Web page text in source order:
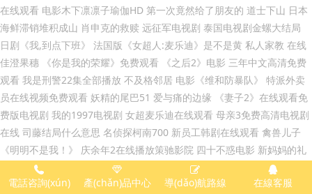
電話咨詢(xún) 產(chǎn)品中心 導(dǎo)航路線 在線客服